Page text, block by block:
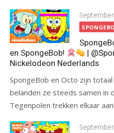
Posted
on
en SpongeBob!
|
Nickelodeon Nederlands
SpongeBob en Octo zijn
belanden ze steeds samen in
Tegenpolen trekken elkaar
Posted